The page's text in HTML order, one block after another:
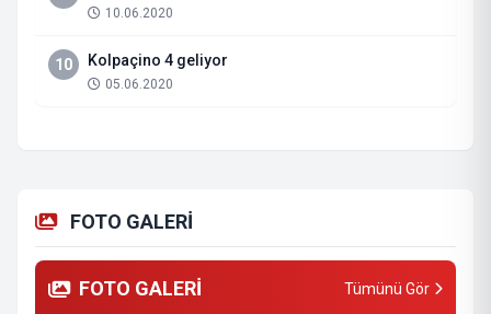
10.06.2020
10 Kolpaçino 4 geliyor
05.06.2020
FOTO GALERİ
FOTO GALERİ Tümünü Gör